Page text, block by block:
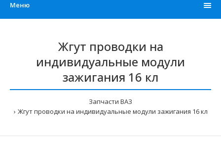
Меню
Жгут проводки на
индивидуальные модули
зажигания 16 кл
Запчасти ВАЗ
Жгут проводки на индивидуальные модули зажигания 16 кл